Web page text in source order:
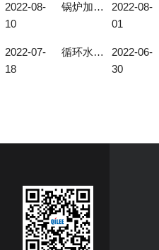
2022-08-
10
锅炉加药系统如何选择合适的型号？
2022-08-
01
2022-07-
18
循环水加药装置的使用与给药装置的发展
2022-06-
30